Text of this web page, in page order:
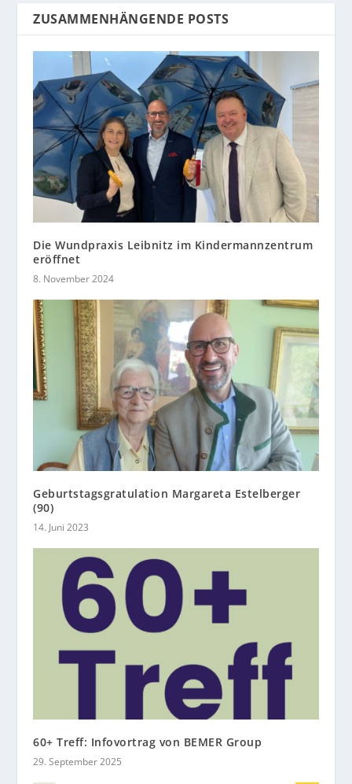
ZUSAMMENHÄNGENDE POSTS
Die Wundpraxis Leibnitz im Kindermannzentrum
eröffnet
8. November 2024
Geburtstagsgratulation Margareta Estelberger
(90)
14. Juni 2023
60+ Treff: Infovortrag von BEMER Group
29. September 2025